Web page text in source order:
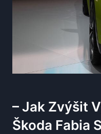
– Jak Zvýšit
Škoda Fabia